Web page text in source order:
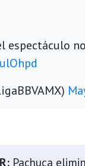
espectáculo
Pachuca